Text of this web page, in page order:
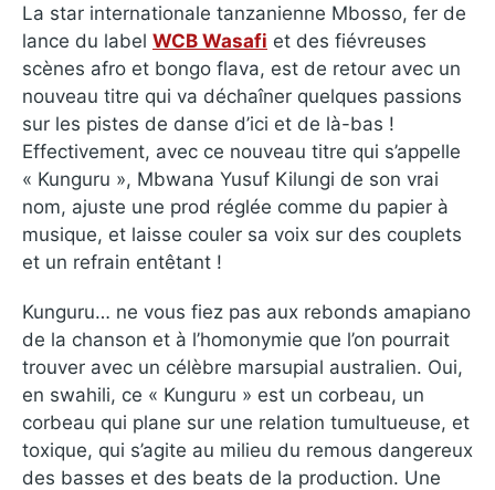
La star internationale tanzanienne Mbosso, fer de
lance du label WCB Wasafi et des fiévreuses
scènes afro et bongo flava, est de retour avec un
nouveau titre qui va déchaîner quelques passions
sur les pistes de danse d’ici et de là-bas !
Effectivement, avec ce nouveau titre qui s’appelle
« Kunguru », Mbwana Yusuf Kilungi de son vrai
nom, ajuste une prod réglée comme du papier à
musique, et laisse couler sa voix sur des couplets
et un refrain entêtant !
Kunguru… ne vous fiez pas aux rebonds amapiano
de la chanson et à l’homonymie que l’on pourrait
trouver avec un célèbre marsupial australien. Oui,
en swahili, ce « Kunguru » est un corbeau, un
corbeau qui plane sur une relation tumultueuse, et
toxique, qui s’agite au milieu du remous dangereux
des basses et des beats de la production. Une